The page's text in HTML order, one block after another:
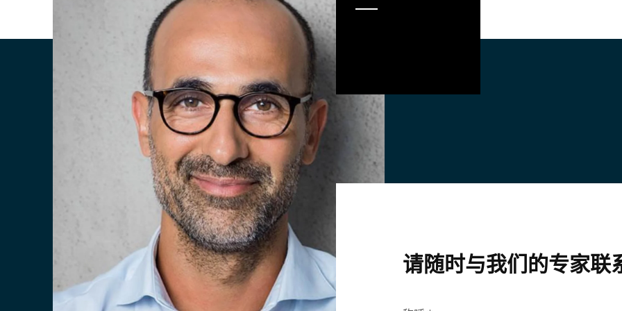
请随时与我们的专家联